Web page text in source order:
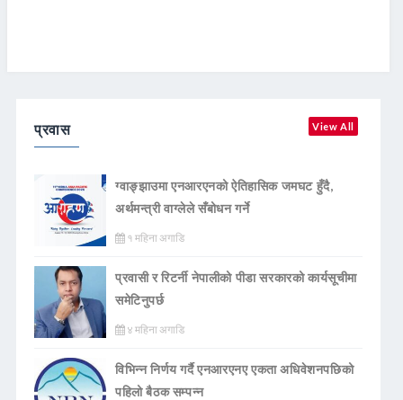
प्रवास View All
ग्वाङ्झाउमा एनआरएनको ऐतिहासिक जमघट हुँदै,
अर्थमन्त्री वाग्लेले सँबोधन गर्ने
१ महिना अगाडि
प्रवासी र रिटर्नी नेपालीको पीडा सरकारको कार्यसूचीमा
समेटिनुपर्छ
४ महिना अगाडि
विभिन्न निर्णय गर्दै एनआरएनए एकता अधिवेशनपछिको
पहिलो बैठक सम्पन्न